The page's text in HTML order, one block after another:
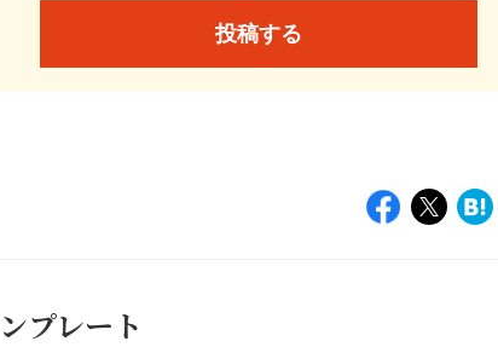
投稿する
プレート